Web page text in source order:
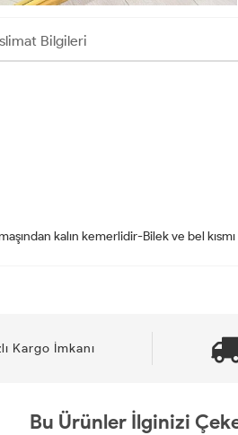
Bilgileri
kalın kemerlidir-Bilek ve bel
Kargo İmkanı
Bu Ürünler İlginizi